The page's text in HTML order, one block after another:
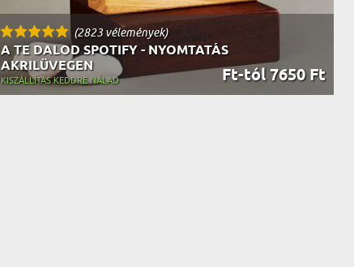
(2823 vélemények)
A TE DALOD SPOTIFY - NYOMTATÁS
AKRILÜVEGEN
Ft-tól 7650 Ft
KISZÁLLÍTÁS KEDDRE NÁLAD